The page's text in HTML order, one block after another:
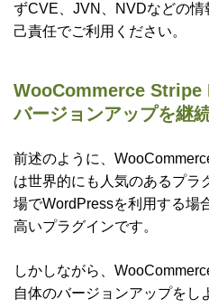
ずCVE、JVN、NVDなどの情
己責任でご利用ください。
WooCommerce Stripe
バージョンアップを継
前述のように、
は世界的にも人気のあるプラ
場でWordPressを利用する場
高いプラグインです。
しかしながら、
自体のバージョンアップをし